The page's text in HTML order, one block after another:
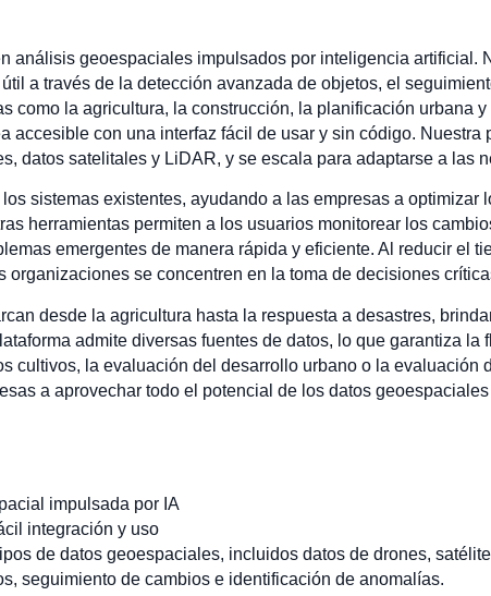
análisis geoespaciales impulsados por inteligencia artificial.
a través de la detección avanzada de objetos, el
como la agricultura, la construcción, la planificación urbana
accesible con una interfaz fácil de usar y sin código. Nuestra
datos satelitales y LiDAR, y se escala para adaptarse a las
sistemas existentes, ayudando a las empresas a optimizar
herramientas permiten a los usuarios monitorear los
emergentes de manera rápida y eficiente. Al reducir el
organizaciones se concentren en la toma de decisiones
desde la agricultura hasta la respuesta a desastres,
admite diversas fuentes de datos, lo que garantiza
cultivos, la evaluación del desarrollo urbano o la evaluación
a aprovechar todo el potencial de los datos
impulsada por IA
integración y uso
de datos geoespaciales, incluidos datos de drones,
seguimiento de cambios e identificación de anomalías.